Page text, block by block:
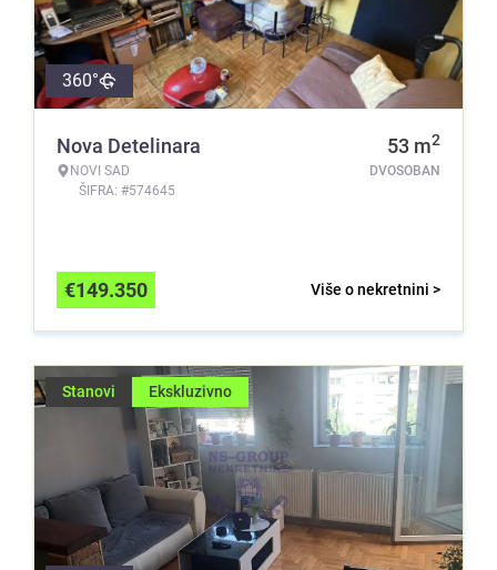
360°
Nova Detelinara
NOVI SAD
ŠIFRA: #574645
53 m2
DVOSOBAN
Više o nekretnini >
€149.350
Stanovi Ekskluzivno